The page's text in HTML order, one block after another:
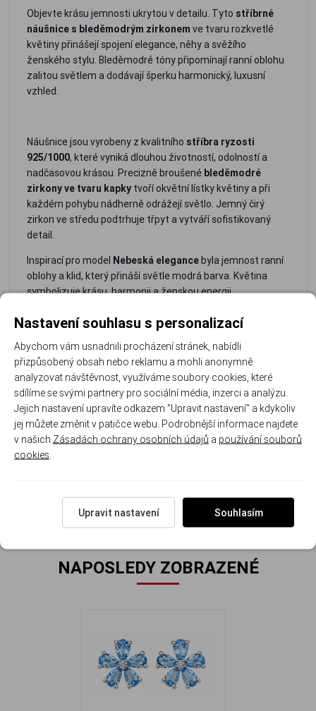
Objevte krásu jemnosti ukrytou v detailu. Tyto stříbrné
náušnice s bleděmodrým zirkonem ve tvaru rozkvetlé
květiny přinášejí spojení elegance, něhy a svěžího
ženského stylu. Bleděmodré tóny připomínají ranní oblohu
zalitou světlem a dodávají šperku harmonický, luxusní
vzhled.
Náušnice jsou vyrobeny z kvalitního stříbra ryzosti
925/1000, které vyniká dlouhou životností, odolností a
nadčasovou krásou. Precizně broušené bleděmodré
zirkony ve tvaru kapky tvoří okvětní lístky květiny a při
každém pohybu nádherně odrážejí světlo. Jemný čirý
zirkon ve středu podtrhuje třpyt a vytváří sofistikovaný
detail.
Inspirací pro model Nebeská elegancebyla jemnost ranní
oblohy a klid, který přináší světle modrá barva. Květina
symbolizuje krásu, harmonii a ženskou energii.
náušnicím vzdušnou lehkost. Jsou stvořené pro ženy,
způsobem.
Materiál:stříbro
ryzosti
925/1000Kámen:bleděmodrý
zirkon
+ čirý
zirkon
ve
středu
Rozměr náušnice: 1,0 cm x 1,0 cm. Hmotnost náušnic: 1.8
NAPOSLEDY ZOBRAZENÉ
Nastavení souhlasu s personalizací
Abychom vám usnadnili procházení stránek, nabídli
přizpůsobený obsah nebo reklamu a mohli anonymně
analyzovat návštěvnost, využíváme soubory cookies, které
sdílíme se svými partnery pro sociální média, inzerci a analýzu.
Jejich nastavení upravíte odkazem "Upravit nastavení" a kdykoliv
jej můžete změnit v patičce webu. Podrobnější informace najdete
v našich Zásadách ochrany osobních údajů a používání souborů
cookies
Upravit nastavení Souhlasím